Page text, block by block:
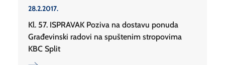
28.2.2017.
Kl. 57. ISPRAVAK Poziva na dostavu ponuda
Građevinski radovi na spuštenim stropovima
KBC Split